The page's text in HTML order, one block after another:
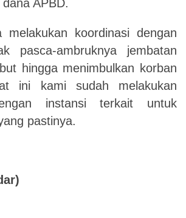
APBD.
melakukan koordinasi dengan
pasca-ambruknya jembatan
hingga menimbulkan korban
ini kami sudah melakukan
instansi terkait untuk
pastinya.